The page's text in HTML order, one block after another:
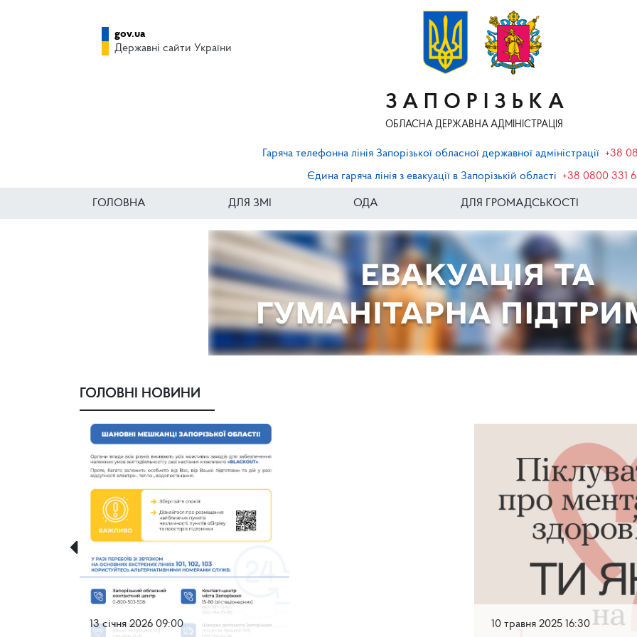
ЗАПОРІЗЬКА
ОБЛАСНА ДЕРЖАВНА АДМІНІСТРАЦІЯ
gov.ua
Державні сайти України
Гаряча телефонна лінія Запорізької обласної державної адміністрації +38
Єдина гаряча лінія з евакуації в Запорізькій області
+38 0800 331
ГОЛОВНА ДЛЯ ЗМІ ОДА ДЛЯ ГРОМАДСЬКОСТІ
ГОЛОВНІ НОВИНИ
13 січня 2026 09:00 10 травня 2025 16:30